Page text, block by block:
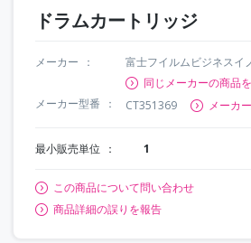
ドラムカートリッジ
メーカー
富士フイルムビジネスイ
同じメーカーの商品
メーカー型番
CT351369 メーカ
最小販売単位 1
この商品について問い合わせ
商品詳細の誤りを報告